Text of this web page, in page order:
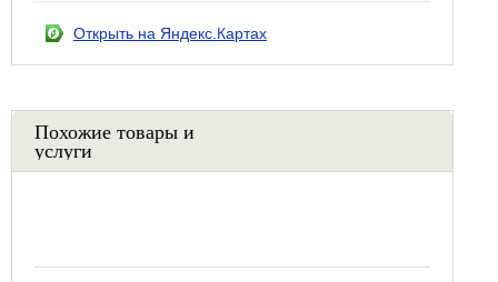
Открыть на Яндекс.Картах
Похожие товары и
услуги